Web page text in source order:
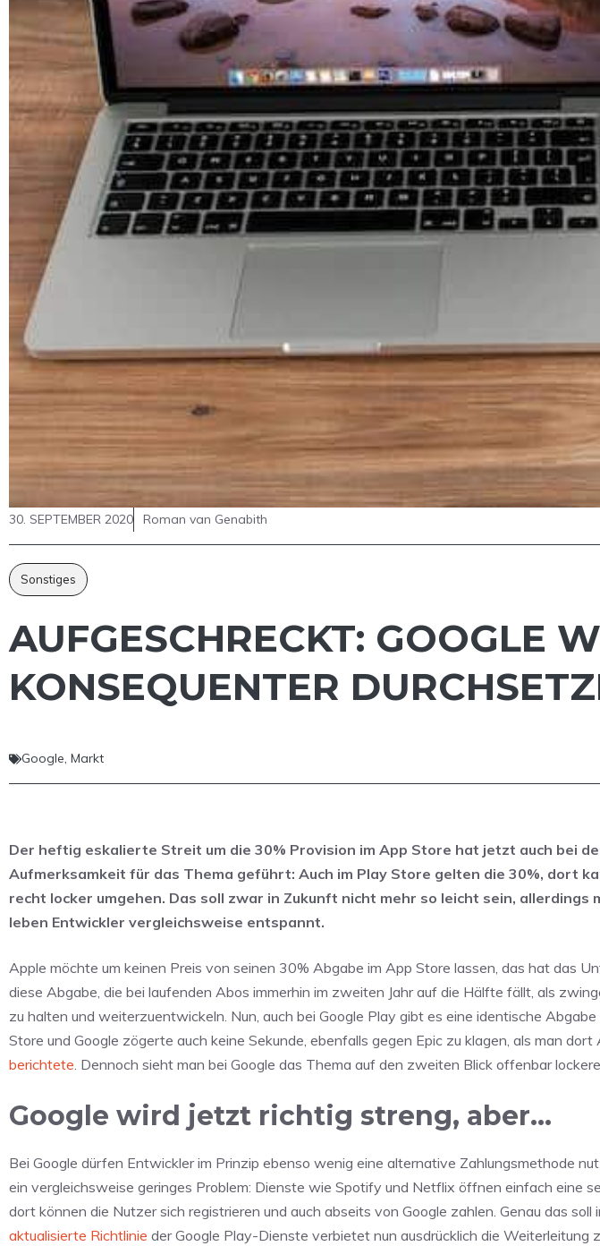
30. SEPTEMBER 2020 Roman van Genabith
Sonstiges
AUFGESCHRECKT: GOOGLE
KONSEQUENTER
Google, Markt
Der heftig eskalierte Streit um die 30% Provision im App Store hat jetzt auch bei
Aufmerksamkeit für das Thema geführt: Auch im Play Store gelten die 30%, dort
recht locker umgehen. Das soll zwar in Zukunft nicht mehr so leicht sein, allerdings
leben Entwickler vergleichsweise entspannt.
Apple möchte um keinen Preis von seinen 30% Abgabe im App Store lassen, das hat das
diese Abgabe, die bei laufenden Abos immerhin im zweiten Jahr auf die Hälfte fällt, als
zu halten und weiterzuentwickeln. Nun, auch bei Google Play gibt es eine identische
Store und Google zögerte auch keine Sekunde, ebenfalls gegen Epic zu klagen, als man dort
berichtete. Dennoch sieht man bei Google das Thema auf den zweiten Blick offenbar
Google wird jetzt richtig streng, aber…
Bei Google dürfen Entwickler im Prinzip ebenso wenig eine alternative Zahlungsmethode
ein vergleichsweise geringes Problem: Dienste wie Spotify und Netflix öffnen einfach eine
dort können die Nutzer sich registrieren und auch abseits von Google zahlen. Genau das soll
aktualisierte Richtlinie der Google Play-Dienste verbietet nun ausdrücklich die Weiterleitung